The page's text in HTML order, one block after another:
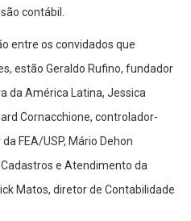
contábil.
entre os convidados que
estão Geraldo Rufino, fundador
da América Latina, Jessica
Cornacchione, controlador-
FEA/USP, Mário Dehon
e Atendimento da
Matos, diretor de Contabilidade